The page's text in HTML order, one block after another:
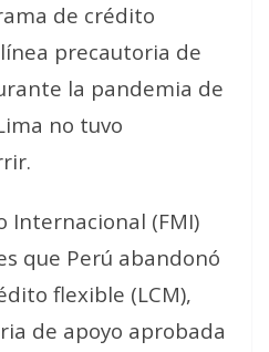
de crédito
precautoria de
la pandemia de
no tuvo
Internacional (FMI)
que Perú abandonó
flexible (LCM),
de apoyo aprobada